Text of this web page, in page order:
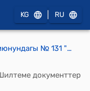
KG RU
КР 2015-жылдын 17-июнундагы № 131 "Кыргыз Республикасынын Жер кодексине толуктоо киргизүү жөнүндө" Мыйзамы
документтер